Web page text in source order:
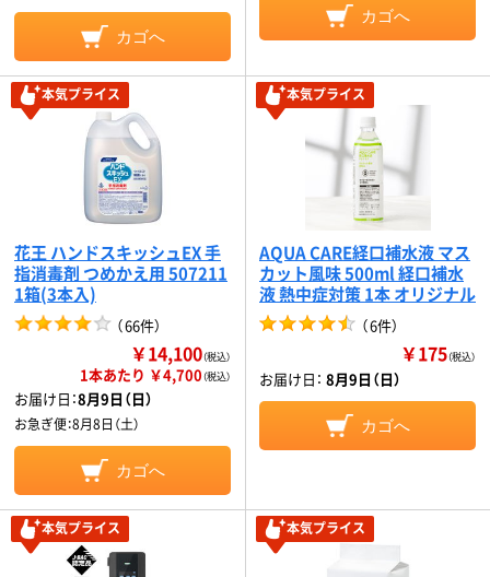
カゴへ
カゴへ
本気プライス
花王 ハンドスキッシュEX 手
指消毒剤 つめかえ用 507211
1箱(3本入)
（66件）
￥14,100（税込）
1本あたり ￥4,700（税込）
お届け日：8月9日（日）
お急ぎ便：8月8日（土）
カゴへ
本気プライス
AQUA CARE経口補水液 マス
カット風味 500ml 経口補水
液 熱中症対策 1本 オリジナル
（6件）
￥175（税込）
お届け日： 8月9日（日）
カゴへ
本気プライス 本気プライス